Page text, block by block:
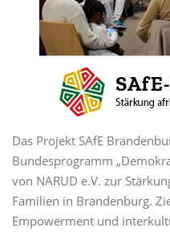
Das Projekt SAfE
Bundesprogramm
von NARUD e.V. zur
Familien in Brandenburg.
Empowerment und